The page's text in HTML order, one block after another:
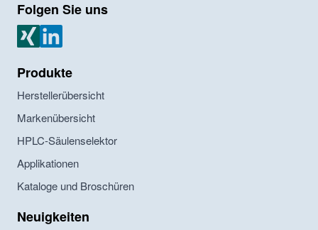
Folgen Sie uns
MZ Analysentechnik Xing
MZ Analysentechnik LinkedIn
Produkte
Herstellerübersicht
Markenübersicht
HPLC-Säulenselektor
Applikationen
Kataloge und Broschüren
Neuigkeiten